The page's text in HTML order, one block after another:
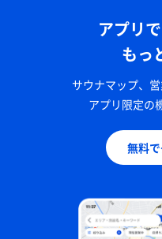
アプリ
もっ
サウナマップ、
アプリ限定の
無料